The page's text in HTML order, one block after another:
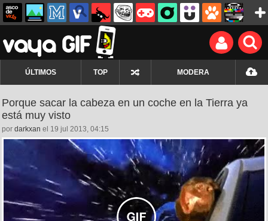
ÚLTIMOS TOP MODERA
Porque sacar la cabeza en un coche en la Tierra ya
está muy visto
por darkxan el 19 jul 2013, 04:15